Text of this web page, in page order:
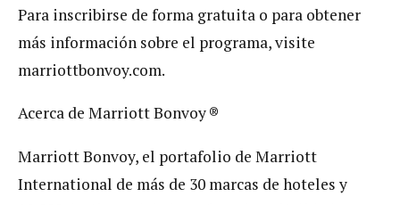
Para inscribirse de forma gratuita o para obtener
más información sobre el programa, visite
marriottbonvoy.com.
Acerca de Marriott Bonvoy ®
Marriott Bonvoy, el portafolio de Marriott
International de más de 30 marcas de hoteles y